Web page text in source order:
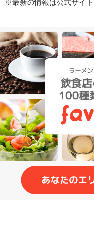
※最新の情報は公式サイト